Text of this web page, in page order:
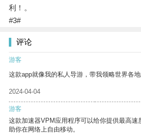
利！。
#3#
评论
游客
这款app就像我的私人导游，带我领略世界各地
2024-04-04
游客
这款加速器VPM应用程序可以给你提供最高速
助你在网络上自由移动。